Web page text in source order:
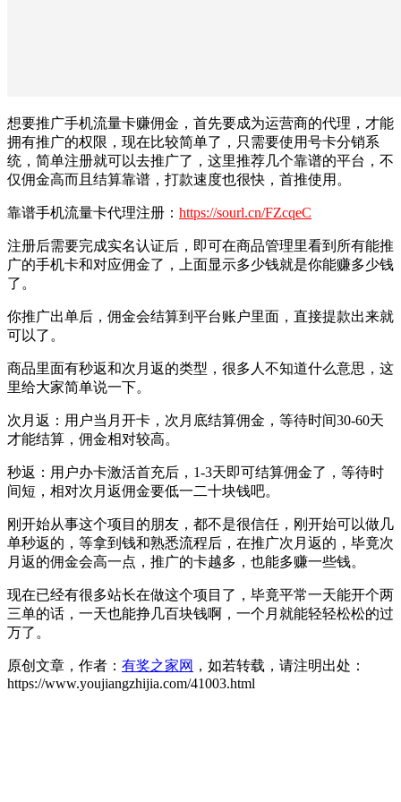
想要推广手机流量卡赚佣金，首先要成为运营商的代理，才能
拥有推广的权限，现在比较简单了，只需要使用号卡分销系
统，简单注册就可以去推广了，这里推荐几个靠谱的平台，不
仅佣金高而且结算靠谱，打款速度也很快，首推使用。
靠谱手机流量卡代理注册： https://sourl.cn/FZcqeC
注册后需要完成实名认证后，即可在商品管理里看到所有能推
广的手机卡和对应佣金了，上面显示多少钱就是你能赚多少钱
了。
你推广出单后，佣金会结算到平台账户里面，直接提款出来就
可以了。
商品里面有秒返和次月返的类型，很多人不知道什么意思，这
里给大家简单说一下。
次月返：用户当月开卡，次月底结算佣金，等待时间30-60天
才能结算，佣金相对较高。
秒返：用户办卡激活首充后，1-3天即可结算佣金了，等待时
间短，相对次月返佣金要低一二十块钱吧。
刚开始从事这个项目的朋友，都不是很信任，刚开始可以做几
单秒返的，等拿到钱和熟悉流程后，在推广次月返的，毕竟次
月返的佣金会高一点，推广的卡越多，也能多赚一些钱。
现在已经有很多站长在做这个项目了，毕竟平常一天能开个两
三单的话，一天也能挣几百块钱啊，一个月就能轻轻松松的过
万了。
原创文章，作者： 有奖之家网 ，如若转载，请注明出处：
https://www.youjiangzhijia.com/41003.html